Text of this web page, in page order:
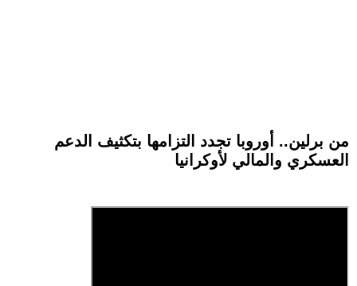
من برلين.. أوروبا تجدد التزامها بتكثيف الدعم
العسكري والمالي لأوكرانيا